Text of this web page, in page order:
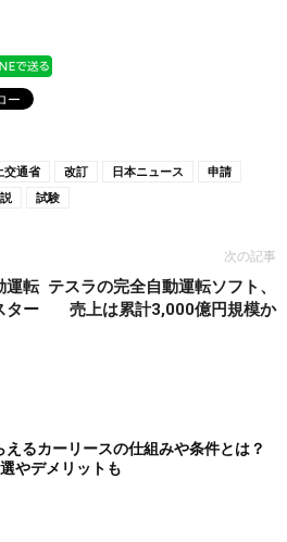
交通省 改訂 日本ニュース
申請
試験
運転
ター
次の記事
テスラの完全自動運転ソフト、
売上は累計3,000億円規模か
えるカーリースの仕組みや条件とは？
やデメリットも